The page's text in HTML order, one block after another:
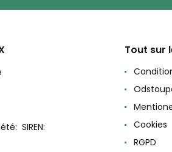
SIREN:
Tout sur
Cookies
RGPD